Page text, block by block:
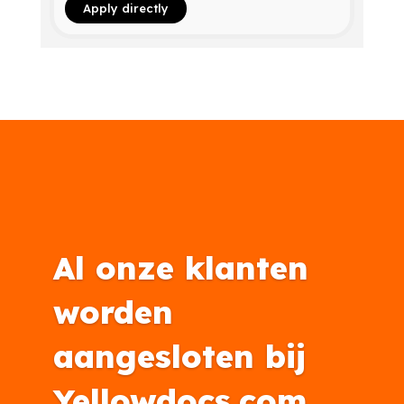
Apply directly
Al onze klanten
worden
aangesloten bij